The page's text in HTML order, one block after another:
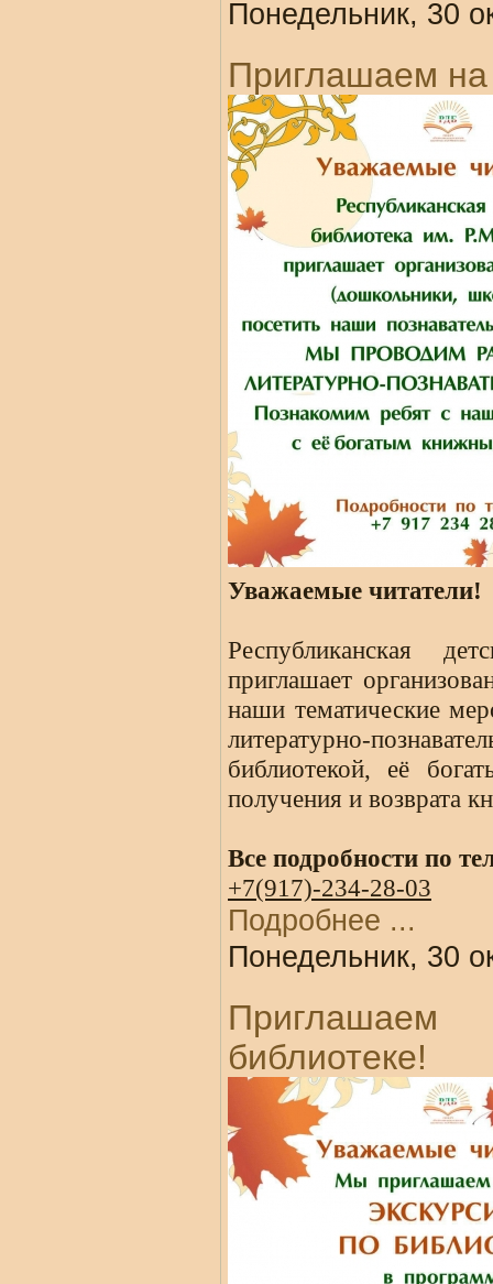
Понедельник, 30
Приглашаем на
Уважаемые читатели!
Республиканская
приглашает
наши тематические
литературно-
библиотекой, её
получения и возврата
Все подробности по
+7(917)-234-28-03
Подробнее ...
Понедельник, 30
библиотеке!